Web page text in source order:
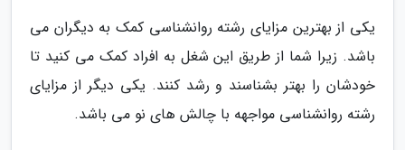
یکی از بهترین مزایای رشته روانشناسی کمک به دیگران می
باشد. زیرا شما از طریق این شغل به افراد کمک می کنید تا
خودشان را بهتر بشناسند و رشد کنند. یکی دیگر از مزایای
رشته روانشناسی مواجهه با چالش های نو می باشد.